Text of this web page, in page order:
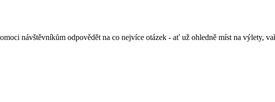
návštěvníkům odpovědět na co nejvíce otázek - ať už ohledně míst na výlety,